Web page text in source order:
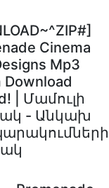
Cinema
Mp3
Download
| Մամուլի
- Անկախ